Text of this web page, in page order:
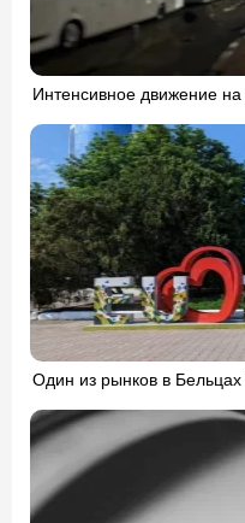
Интенсивное движение
Один из рынков в Бельцах